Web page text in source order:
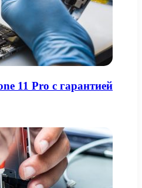
11 Pro с гарантией